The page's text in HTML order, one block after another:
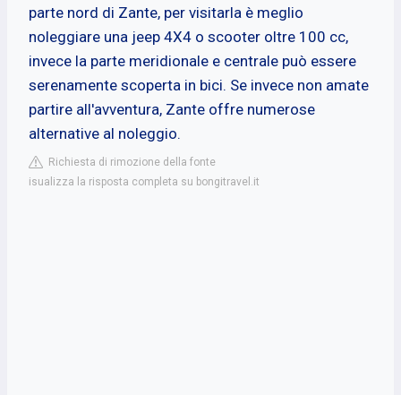
parte nord di Zante, per visitarla è meglio
noleggiare una jeep 4X4 o scooter oltre 100 cc,
invece la parte meridionale e centrale può essere
serenamente scoperta in bici. Se invece non amate
partire all'avventura, Zante offre numerose
alternative al noleggio.
Richiesta di rimozione della fonte
isualizza la risposta completa su bongitravel.it